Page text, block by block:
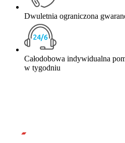
Dwuletnia ograniczona
Całodobowa indywidualna
w tygodniu